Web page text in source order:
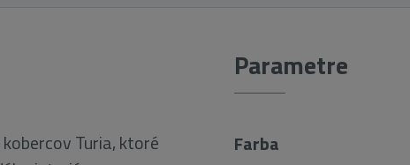
Turia, ktoré
Parametre
Farba